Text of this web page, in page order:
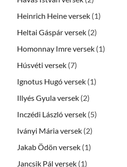
Heinrich Heine versek (1)
Heltai Gáspár versek (2)
Homonnay Imre versek (1)
Húsvéti versek (7)
Ignotus Hugó versek (1)
Illyés Gyula versek (2)
Inczédi László versek (5)
Iványi Mária versek (2)
Jakab Ödön versek (1)
Jancsik Pál versek (1)